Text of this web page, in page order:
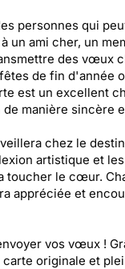
personnes qui
un ami cher, un
des vœux
de fin d'année
est un excellent
manière sincère
chez le
artistique et
toucher le cœur.
appréciée et
vos vœux !
originale et